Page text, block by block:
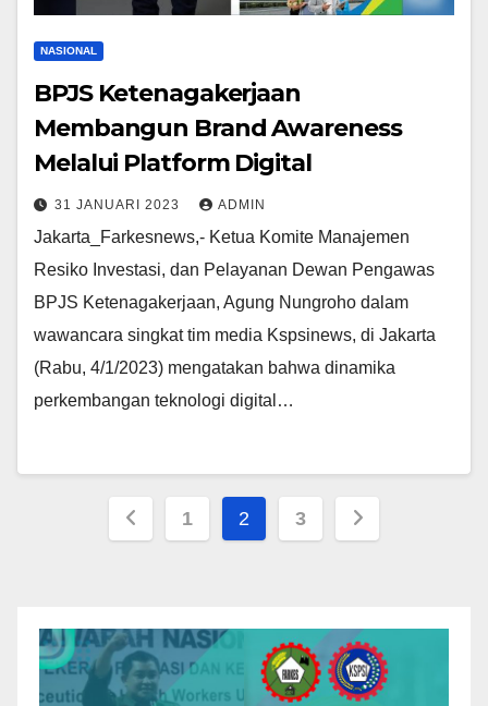
NASIONAL
BPJS Ketenagakerjaan
Membangun Brand Awareness
Melalui Platform Digital
31 JANUARI 2023 ADMIN
Jakarta_Farkesnews,- Ketua Komite Manajemen
Resiko Investasi, dan Pelayanan Dewan Pengawas
BPJS Ketenagakerjaan, Agung Nungroho dalam
wawancara singkat tim media Kspsinews, di Jakarta
(Rabu, 4/1/2023) mengatakan bahwa dinamika
perkembangan teknologi digital…
1 2 3